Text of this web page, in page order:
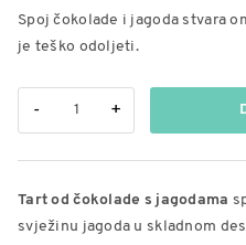
Spoj čokolade i jagoda stvara
je teško odoljeti.
jagodama
količina
- +
Tart od čokolade s jagodama
svježinu jagoda u skladnom